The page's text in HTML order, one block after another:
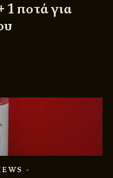
1 ποτά για
-